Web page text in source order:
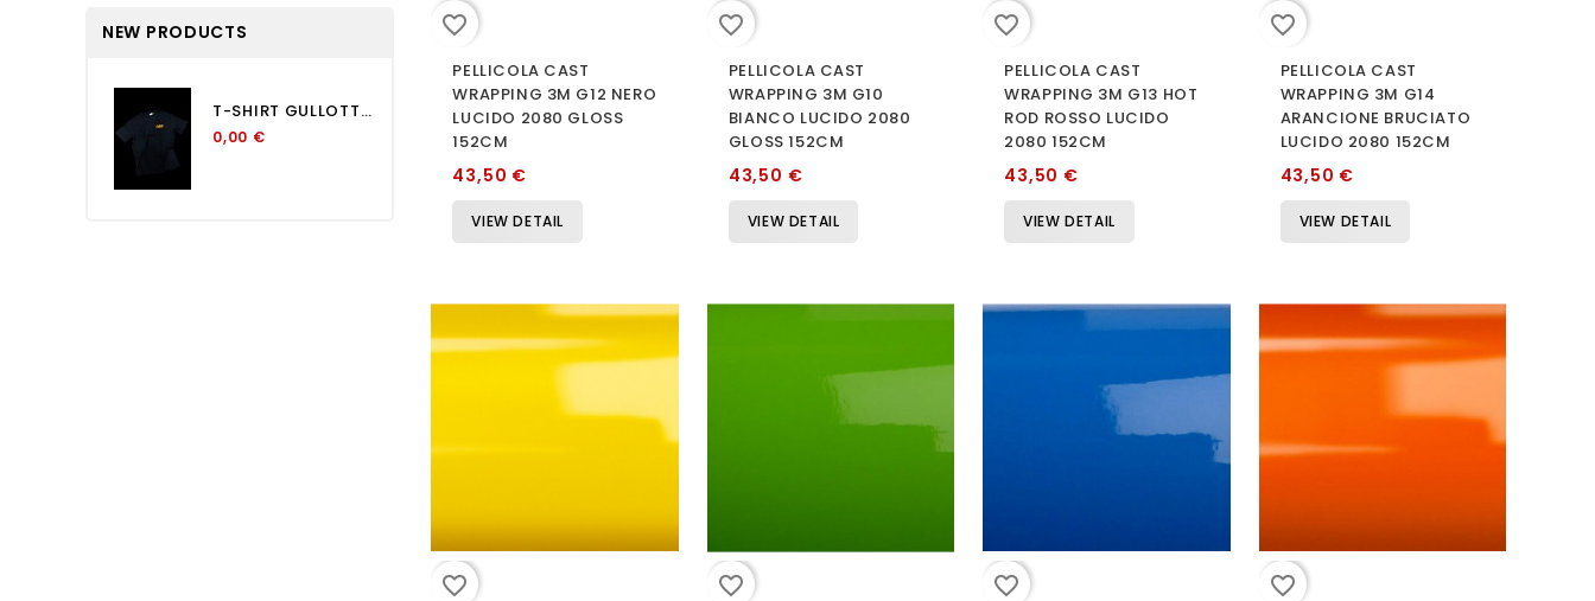
NEW PRODUCTS
T-SHIRT GULLOTTA OVERSIZE...
0,00 €
favorite_border
PELLICOLA CAST
WRAPPING 3M G12 NERO
LUCIDO 2080 GLOSS
152CM
43,50 €
VIEW DETAIL
favorite_border
PELLICOLA CAST
WRAPPING 3M G10
BIANCO LUCIDO 2080
GLOSS 152CM
43,50 €
VIEW DETAIL
favorite_border
PELLICOLA CAST
WRAPPING 3M G13 HOT
ROD ROSSO LUCIDO
2080 152CM
43,50 €
VIEW DETAIL
favorite_border
PELLICOLA CAST
WRAPPING 3M G14
ARANCIONE BRUCIATO
LUCIDO 2080 152CM
43,50 €
VIEW DETAIL
favorite_border favorite_border favorite_border favorite_border